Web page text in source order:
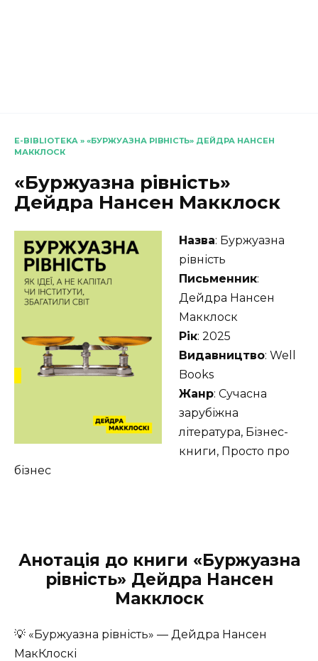
E-BIBLIOTEKA » «БУРЖУАЗНА РІВНІСТЬ» ДЕЙДРА НАНСЕН
МАККЛОСК
«Буржуазна рівність»
Дейдра Нансен Макклоск
Назва: Буржуазна
рівність
Письменник:
Дейдра Нансен
Макклоск
Рік: 2025
Видавництво: Well
Books
Жанр: Сучасна
зарубіжна
література, Бізнес-
книги, Просто про
бізнес
Анотація до книги «Буржуазна
рівність» Дейдра Нансен
Макклоск
💡 «Буржуазна рівність» — Дейдра Нансен
МакКлоскі